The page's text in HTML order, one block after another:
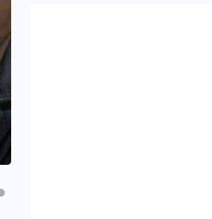
للقاء “سميره سعيد”
السعاده واعلان